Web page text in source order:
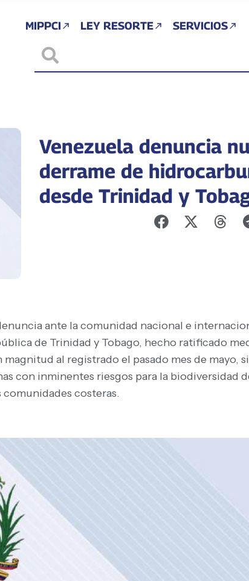
MIPPCI LEY RESORTE SERVICIOS
Venezuela denuncia
derrame de
desde Trinidad y
ante la comunidad nacional e
de Trinidad y Tobago, hecho ratificado
al registrado el pasado mes de mayo,
con inminentes riesgos para la biodiversidad
costeras.